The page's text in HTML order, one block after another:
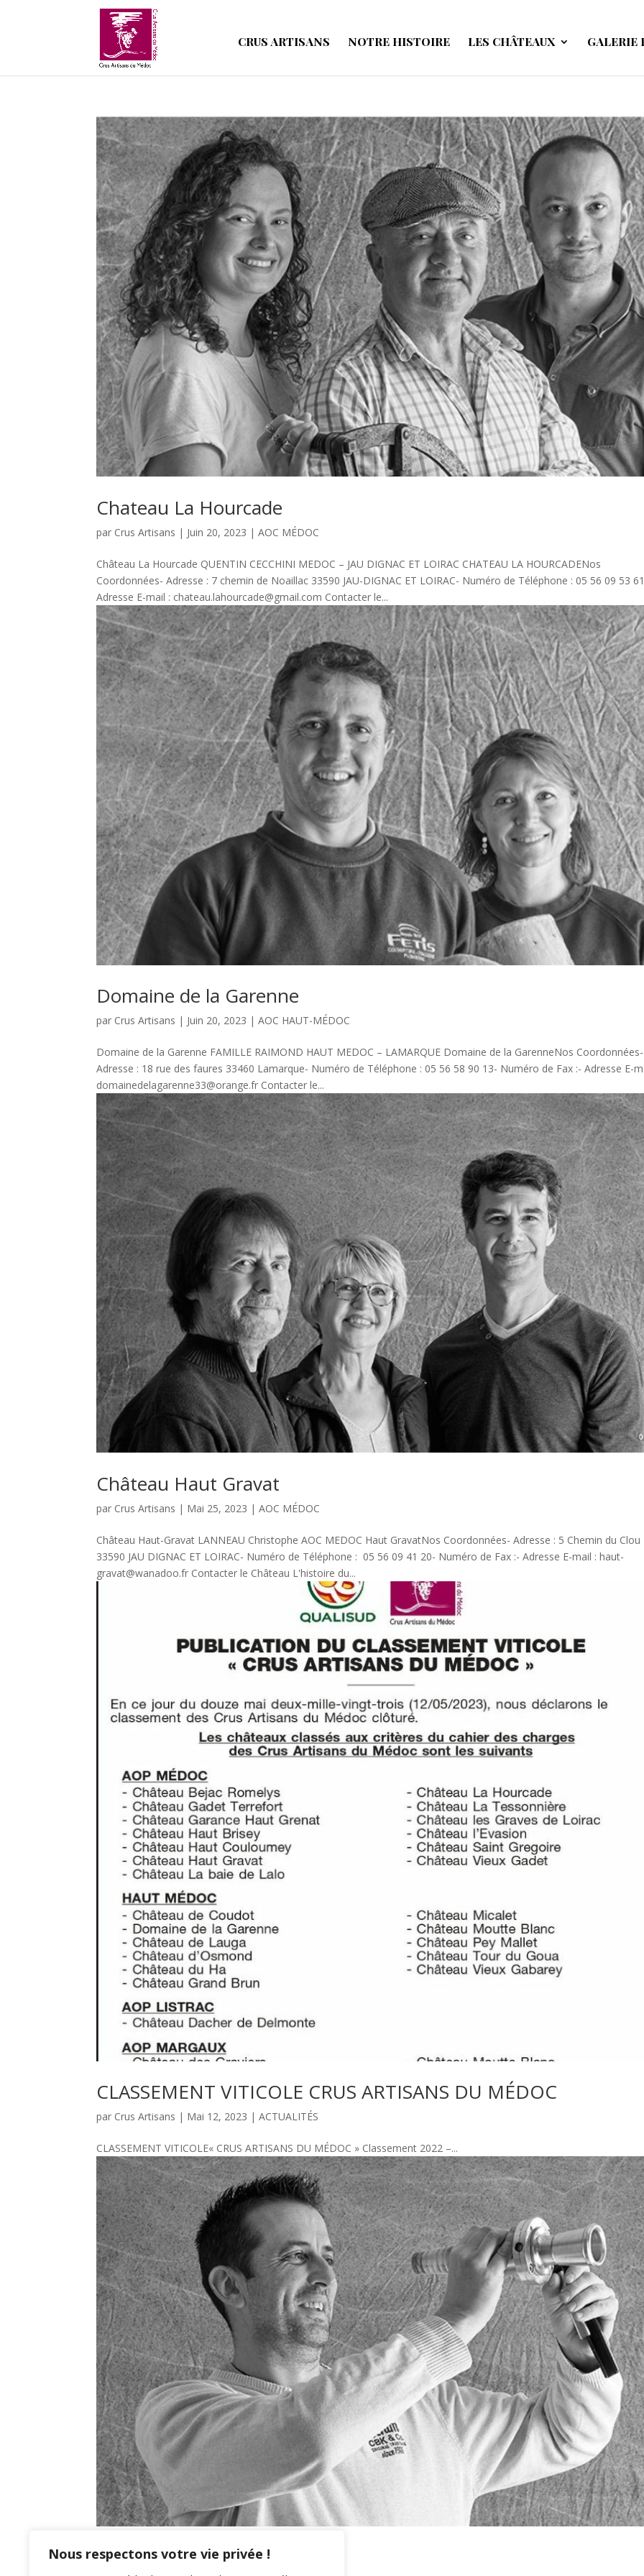
Nous respectons votre vie privée !
CRUS ARTISANS NOTRE HISTOIRE LES CHÂTEAUX GALERIE
Chateau La Hourcade
par Crus Artisans | Juin 20, 2023 |AOC MÉDOC
Château La Hourcade QUENTIN CECCHINI MEDOC – JAU DIGNAC ET LOIRAC CHATEAU LA HOURCADENos
Coordonnées- Adresse : 7 chemin de Noaillac 33590 JAU-DIGNAC ET LOIRAC- Numéro de Téléphone : 05 56 09 53
Adresse E-mail : chateau.lahourcade@gmail.com Contacter le...
Domaine de la Garenne
par Crus Artisans | Juin 20, 2023 |AOC HAUT-MÉDOC
Domaine de la Garenne FAMILLE RAIMOND HAUT MEDOC – LAMARQUE Domaine de la GarenneNos Coordonnées-
Adresse : 18 rue des faures 33460 Lamarque- Numéro de Téléphone : 05 56 58 90 13- Numéro de Fax :- Adresse E-
domainedelagarenne33@orange.fr Contacter le...
Château Haut Gravat
par Crus Artisans | Mai 25, 2023 |AOC MÉDOC
Château Haut-Gravat LANNEAU Christophe AOC MEDOC Haut GravatNos Coordonnées- Adresse : 5 Chemin du Clou
33590 JAU DIGNAC ET LOIRAC- Numéro de Téléphone : 05 56 09 41 20- Numéro de Fax :- Adresse E-mail : haut-
gravat@wanadoo.fr Contacter le Château L'histoire du...
CLASSEMENT VITICOLE CRUS ARTISANS DU MÉDOC
par Crus Artisans | Mai 12, 2023 |ACTUALITÉS
CLASSEMENT VITICOLE« CRUS ARTISANS DU MÉDOC » Classement 2022 –...
Clos de Bigos